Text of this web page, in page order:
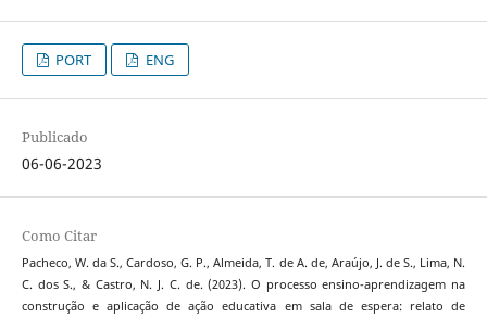
PORT ENG
Publicado
06-06-2023
Como Citar
Pacheco, W. da S., Cardoso, G. P., Almeida, T. de A. de, Araújo, J. de S., Lima, N.
C. dos S., & Castro, N. J. C. de. (2023). O processo ensino-aprendizagem na
construção e aplicação de ação educativa em sala de espera: relato de